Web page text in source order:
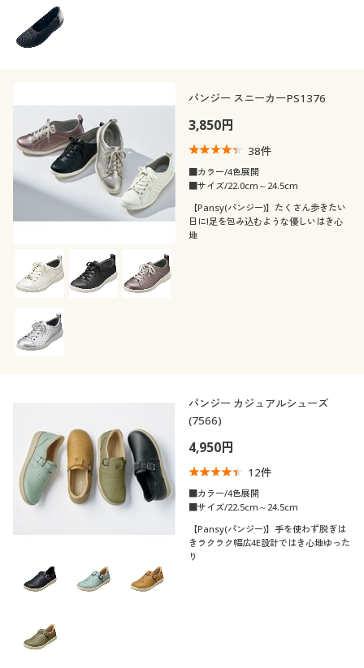
価格
パンジー スニーカーPS1376
3,850円
38件
■カラー/4色展開
■サイズ/22.0cm～24.5cm
【Pansy(パンジー)】たくさん歩きたい
日に!足を包み込むような優しいはき心
地
パンジー カジュアルシューズ
(7566)
4,950円
12件
■カラー/4色展開
■サイズ/22.5cm～24.5cm
【Pansy(パンジー)】手を使わず脱ぎは
きラクラク幅広4E設計ではき心地ゆった
り